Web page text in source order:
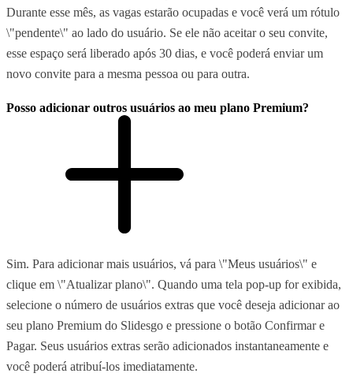
Durante esse mês, as vagas estarão ocupadas e você verá um rótulo
\"pendente\" ao lado do usuário. Se ele não aceitar o seu convite,
esse espaço será liberado após 30 dias, e você poderá enviar um
novo convite para a mesma pessoa ou para outra.
Posso adicionar outros usuários ao meu plano Premium?
Sim. Para adicionar mais usuários, vá para \"Meus usuários\" e
clique em \"Atualizar plano\". Quando uma tela pop-up for exibida,
selecione o número de usuários extras que você deseja adicionar ao
seu plano Premium do Slidesgo e pressione o botão Confirmar e
Pagar. Seus usuários extras serão adicionados instantaneamente e
você poderá atribuí-los imediatamente.